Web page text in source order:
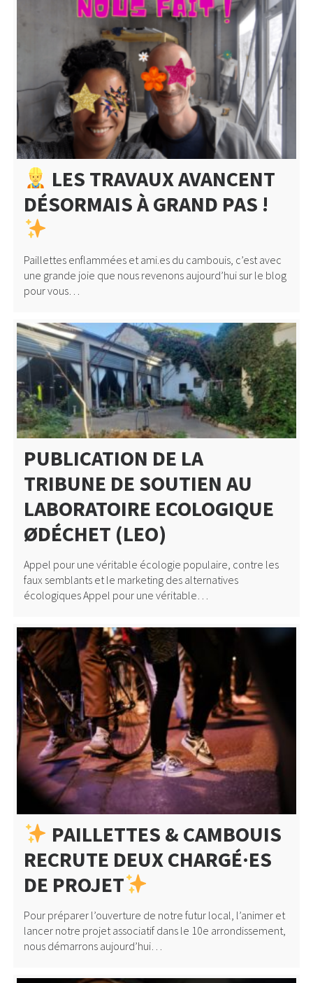
LES TRAVAUX AVANCENT
DÉSORMAIS À GRAND PAS !
Paillettes enflammées et ami.es du cambouis, c’est avec
une grande joie que nous revenons aujourd’hui sur le blog
pour vous…
PUBLICATION DE LA
TRIBUNE DE SOUTIEN AU
LABORATOIRE ECOLOGIQUE
ØDÉCHET (LEO)
Appel pour une véritable écologie populaire, contre les
faux semblants et le marketing des alternatives
écologiques Appel pour une véritable…
PAILLETTES & CAMBOUIS
RECRUTE DEUX CHARGÉ·ES
DE PROJET
Pour préparer l’ouverture de notre futur local, l’animer et
lancer notre projet associatif dans le 10e arrondissement,
nous démarrons aujourd’hui…